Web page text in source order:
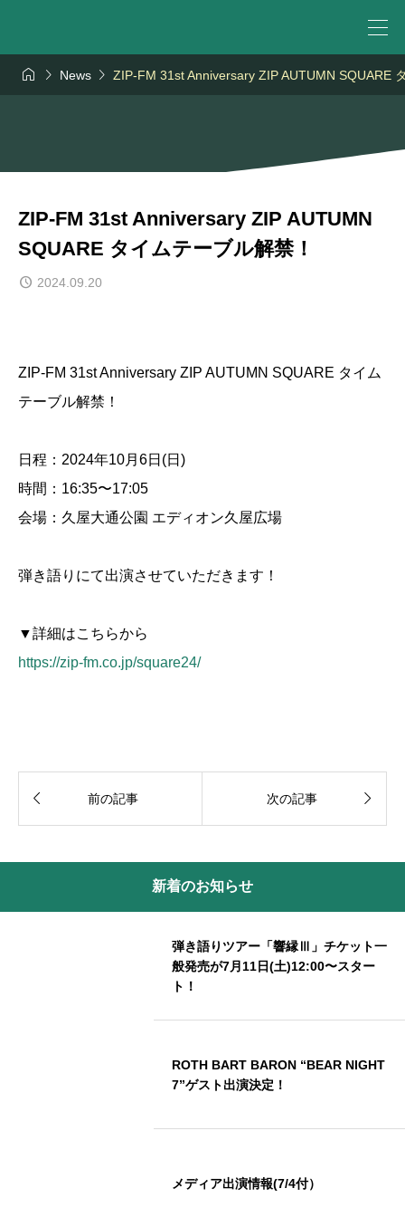
  News  ZIP-FM 31st Anniversary ZIP AUTUMN SQUARE
ZIP-FM 31st Anniversary ZIP AUTUMN
SQUARE タイムテーブル解禁！
2024.09.20
ZIP-FM 31st Anniversary ZIP AUTUMN SQUARE タイム
テーブル解禁！
日程：2024年10月6日(日)
時間：16:35〜17:05
会場：久屋大通公園 エディオン久屋広場
弾き語りにて出演させていただきます！
▼詳細はこちらから
https://zip-fm.co.jp/square24/
 前の記事 次の記事 
新着のお知らせ
弾き語りツアー「響縁Ⅲ」チケット一
般発売が7月11日(土)12:00〜スター
ト！
ROTH BART BARON “BEAR NIGHT
7”ゲスト出演決定！
メディア出演情報(7/4付）